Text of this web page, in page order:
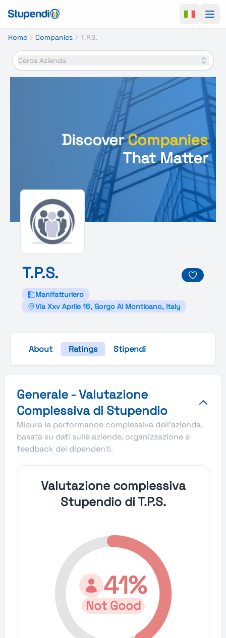
Home Companies T.P.S.
Cerca Azienda
DiscoverCompanies
That Matter
T.P.S.
Manifatturiero
Via Xxv Aprile 16, Gorgo Al Monticano, Italy
About Ratings Stipendi
Generale - Valutazione
Complessiva di Stupendio
Misura la performance complessiva dell'azienda,
basata su dati sulle aziende, organizzazione e
feedback dei dipendenti.
Valutazione complessiva
Stupendio di T.P.S.
41%
Not Good